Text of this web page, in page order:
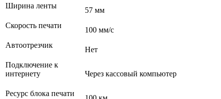
Ширина ленты
57 мм
Скорость печати
100 мм/с
Автоотрезчик
Нет
Подключение к
интернету
Через кассовый компьютер
Ресурс блока печати